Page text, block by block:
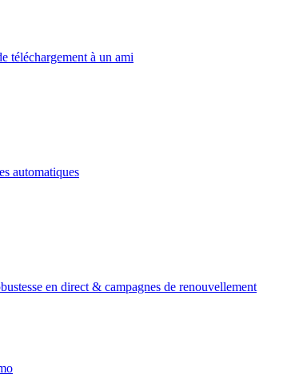
téléchargement à un ami
automatiques
en direct & campagnes de renouvellement